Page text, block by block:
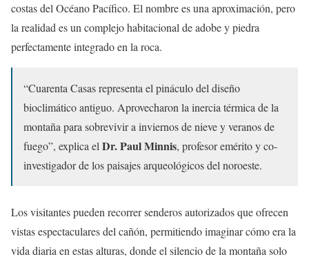
costas del Océano Pacífico. El nombre es una aproximación, pero
la realidad es un complejo habitacional de adobe y piedra
perfectamente integrado en la roca.
“Cuarenta Casas representa el pináculo del diseño
bioclimático antiguo. Aprovecharon la inercia térmica de la
montaña para sobrevivir a inviernos de nieve y veranos de
fuego”, explica elDr. Paul Minnis, profesor emérito y co-
investigador de los paisajes arqueológicos del noroeste.
Los visitantes pueden recorrer senderos autorizados que ofrecen
vistas espectaculares del cañón, permitiendo imaginar cómo era la
vida diaria en estas alturas, donde el silencio de la montaña solo